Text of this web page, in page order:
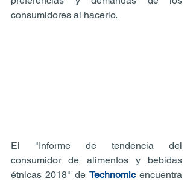
consumidores al hacerlo.
El "Informe de tendencia del
consumidor de alimentos y bebidas
étnicas 2018" de Technomic encuentra